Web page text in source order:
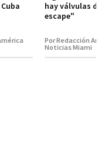
hay válvulas de
escape"
Por Redacción
Noticias Miami